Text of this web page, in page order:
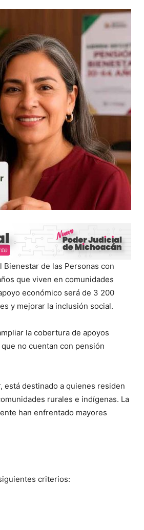
de las Personas con
que viven en comunidades
económico será de 3 200
y mejorar la inclusión social.
la cobertura de apoyos
no cuentan con pensión
está destinado a quienes residen
rurales e indígenas. La
han enfrentado mayores
criterios: